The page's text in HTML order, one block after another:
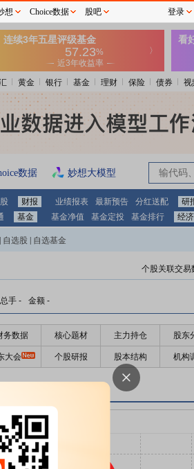
黄金 银行 基金 理财 保险 债券 视
数据 妙想大模型
财报 业绩报表 最新预告 分红送配 研
基金 基金净值 基金定投 基金排行 经济
自选股 自选基金
个股关联交易
总手 - 金额 -
务数据 核心题材 主力持仓 股东
大会 个股研报 股本结构 机构
想 Choice数据 股吧 登录